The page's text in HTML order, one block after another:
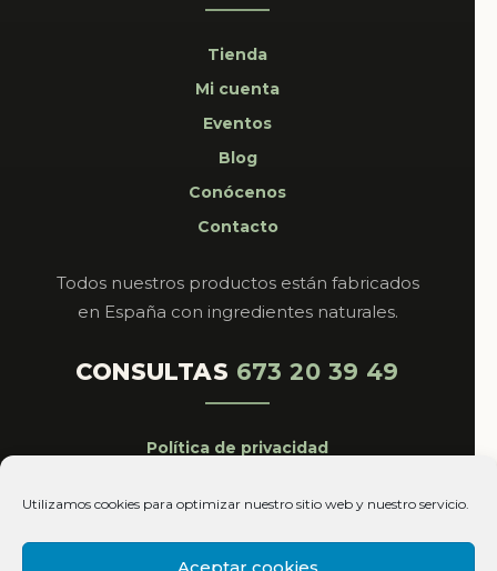
Utilizamos cookies para optimizar nuestro sitio web y nuestro servicio.
Aceptar cookies
Tienda
Mi cuenta
Eventos
Blog
Conócenos
Contacto
Todos nuestros productos están fabricados
en España con ingredientes naturales.
CONSULTAS 673 20 39 49
Política de privacidad